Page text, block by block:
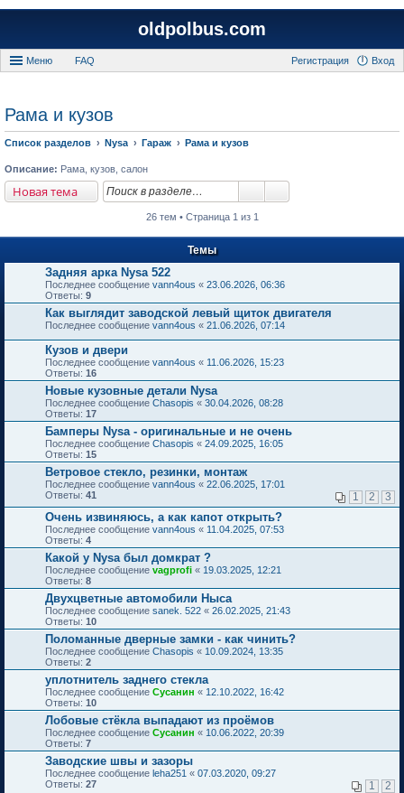
oldpolbus.com
Меню FAQ Вход
Регистрация
Рама и кузов
Список разделов Nysa Гараж Рама и кузов
Описание: Рама, кузов, салон
Новая тема
26 тем • Страница 1 из 1
Темы
Задняя арка Nysa 522
Последнее сообщение vann4ous « 23.06.2026, 06:36
Ответы: 9
Как выглядит заводской левый щиток двигателя
Последнее сообщение vann4ous « 21.06.2026, 07:14
Кузов и двери
Последнее сообщение vann4ous « 11.06.2026, 15:23
Ответы: 16
Новые кузовные детали Nysa
Последнее сообщение Chasopis « 30.04.2026, 08:28
Ответы: 17
Бамперы Nysa - оригинальные и не очень
Последнее сообщение Chasopis « 24.09.2025, 16:05
Ответы: 15
Ветровое стекло, резинки, монтаж
Последнее сообщение vann4ous « 22.06.2025, 17:01
Ответы: 41 1 2 3
Очень извиняюсь, а как капот открыть?
Последнее сообщение vann4ous « 11.04.2025, 07:53
Ответы: 4
Какой у Nysa был домкрат ?
Последнее сообщение vagprofi « 19.03.2025, 12:21
Ответы: 8
Двухцветные автомобили Ныса
Последнее сообщение sanek. 522 « 26.02.2025, 21:43
Ответы: 10
Поломанные дверные замки - как чинить?
Последнее сообщение Chasopis « 10.09.2024, 13:35
Ответы: 2
уплотнитель заднего стекла
Последнее сообщение Сусанин « 12.10.2022, 16:42
Ответы: 10
Лобовые стёкла выпадают из проёмов
Последнее сообщение Сусанин « 10.06.2022, 20:39
Ответы: 7
Заводские швы и зазоры
Последнее сообщение leha251 « 07.03.2020, 09:27
Ответы: 27 1 2